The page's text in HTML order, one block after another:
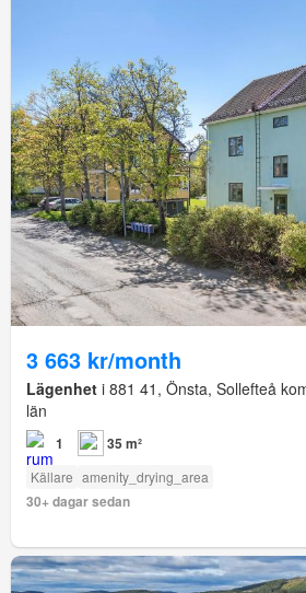
3 663 kr/month
Lägenhet i 881 41, Önsta, Sollefteå
län
1 35 m²
Källare amenity_drying_area
30+ dagar sedan